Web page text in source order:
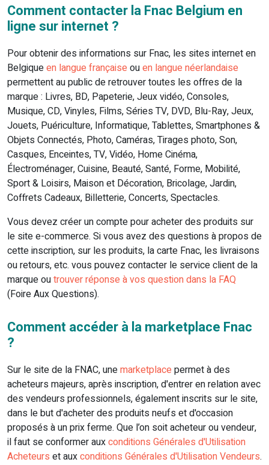
Comment contacter la Fnac Belgium en
ligne sur internet ?
Pour obtenir des informations sur Fnac, les sites internet en
Belgiqueen langue françaiseouen langue néerlandaise
permettent au public de retrouver toutes les offres de la
marque : Livres, BD, Papeterie, Jeux vidéo, Consoles,
Musique, CD, Vinyles, Films, Séries TV, DVD, Blu-Ray, Jeux,
Jouets, Puériculture, Informatique, Tablettes, Smartphones &
Objets Connectés, Photo, Caméras, Tirages photo, Son,
Casques, Enceintes, TV, Vidéo, Home Cinéma,
Électroménager, Cuisine, Beauté, Santé, Forme, Mobilité,
Sport & Loisirs, Maison et Décoration, Bricolage, Jardin,
Coffrets Cadeaux, Billetterie, Concerts, Spectacles.
Vous devez créer un compte pour acheter des produits sur
le site e-commerce. Si vous avez des questions à propos de
cette inscription, sur les produits, la carte Fnac, les livraisons
ou retours, etc. vous pouvez contacter le service client de la
marque outrouver réponse à vos question dans la FAQ
(Foire Aux Questions).
Comment accéder à la marketplace Fnac
?
Sur le site de la FNAC, unemarketplacepermet à des
acheteurs majeurs, après inscription, d'entrer en relation avec
des vendeurs professionnels, également inscrits sur le site,
dans le but d'acheter des produits neufs et d'occasion
proposés à un prix ferme. Que l’on soit acheteur ou vendeur,
il faut se conformer auxconditions Générales d'Utilisation
Acheteurs et auxconditions Générales d'Utilisation Vendeurs.